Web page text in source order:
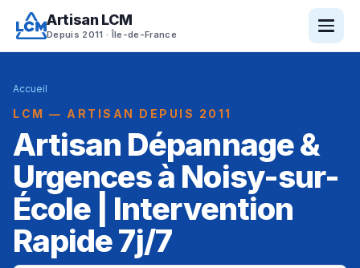
Artisan LCM
Depuis 2011 · Île-de-France
Accueil
LCM — ARTISAN DEPUIS 2011
Artisan Dépannage &
Urgences à Noisy-sur-
École | Intervention
Rapide 7j/7